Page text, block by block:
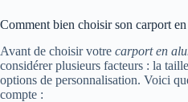
Comment bien choisir son carport
Avant de choisir votre carport en
considérer plusieurs facteurs : la
options de personnalisation. Voici
compte :